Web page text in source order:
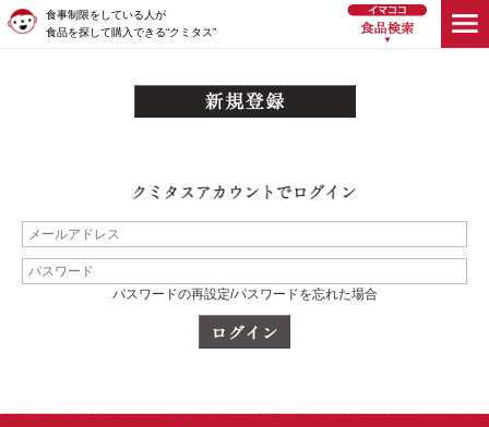
食事制限をしている人が
食品を探して購入できる“クミタス”
パスワードの再設定/パスワードを忘れた場合